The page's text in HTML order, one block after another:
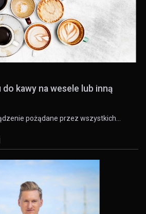
kawy na wesele lub inną
pożądane przez wszystkich…